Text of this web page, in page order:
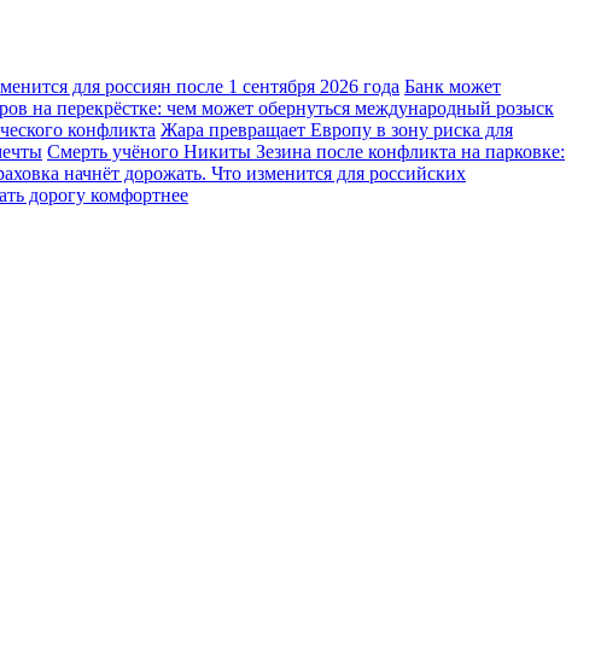
для россиян после 1 сентября 2026 года Банк может
на перекрёстке: чем может обернуться международный розыск
конфликта Жара превращает Европу в зону риска для
Смерть учёного Никиты Зезина после конфликта на парковке:
начнёт дорожать. Что изменится для российских
дорогу комфортнее